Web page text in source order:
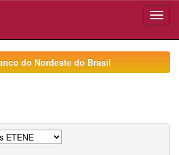
do Nordeste do Brasil